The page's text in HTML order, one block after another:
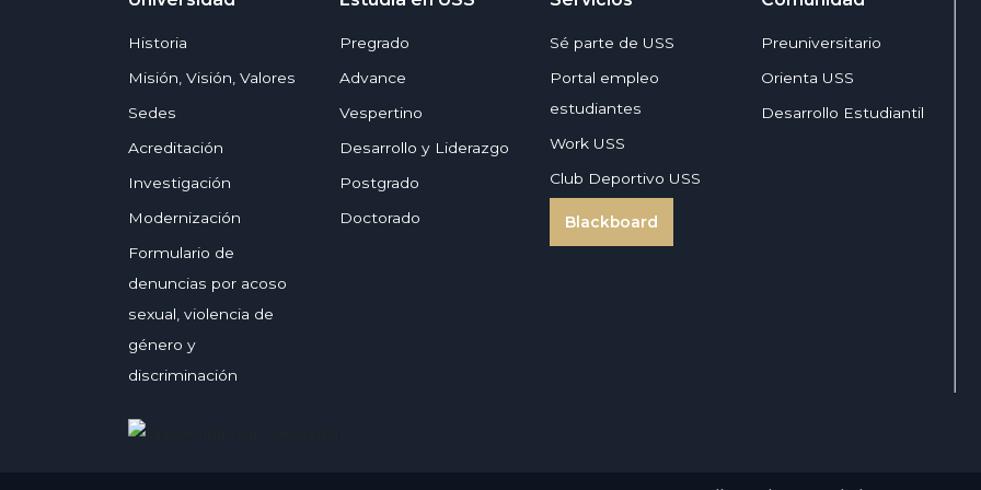
Historia
Misión, Visión, Valores
Sedes
Acreditación
Investigación
Modernización
Formulario de
denuncias por acoso
sexual, violencia de
género y
discriminación
Pregrado
Advance
Vespertino
Desarrollo y Liderazgo
Postgrado
Doctorado
Sé parte de USS
Portal empleo
estudiantes
Work USS
Club Deportivo USS
Blackboard
Preuniversitario
Orienta USS
Desarrollo Estudiantil